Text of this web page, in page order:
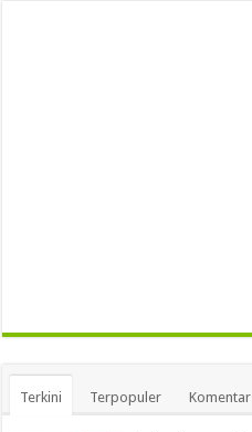
Terkini Terpopuler Komentar